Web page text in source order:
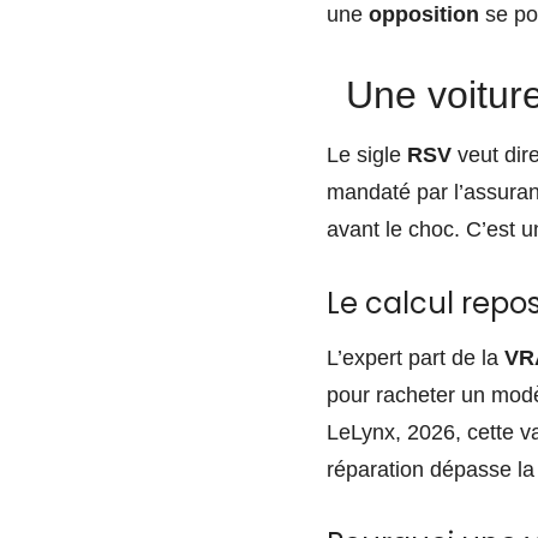
une opposition se
Une
Le sigle RSV veut
mandaté par
avant le choc. C’est
Le calcul
L’expert part de la
pour racheter un
LeLynx, 2026, cette
réparation dépasse